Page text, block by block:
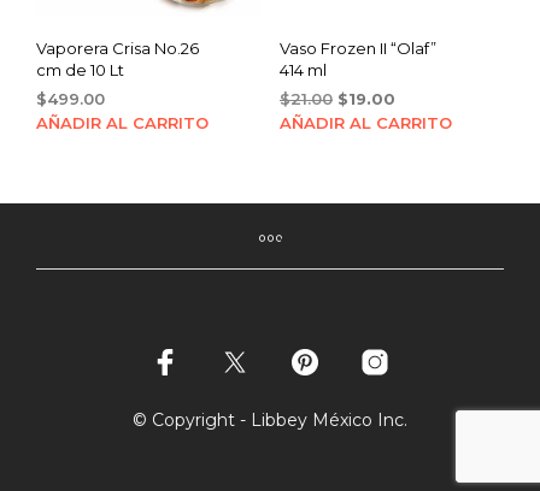
Vaporera Crisa No.26
cm de 10 Lt
$499.00
AÑADIR AL CARRITO
Vaso Frozen II “Olaf”
414 ml
$21.00 Original
price
$19.00Current
price
AÑADIR AL CARRITO
© Copyright - Libbey México Inc.